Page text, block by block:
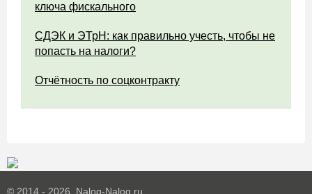
ключа фискального
СДЭК и ЭТрН: как правильно учесть, чтобы не
попасть на налоги?
Отчётность по соцконтракту
© 2014 - 2026. Nalog-Nalog.ru